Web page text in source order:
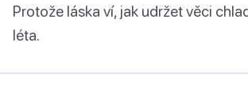
Protože láska ví, jak udržet věci
léta.